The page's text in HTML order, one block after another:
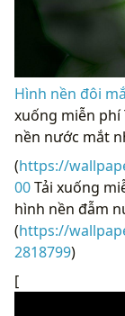
Hình nền đôi
xuống miễn
nền nước mắt
(https://
00Tải xuống
hình nền đẫm
(https://
2818799)
[